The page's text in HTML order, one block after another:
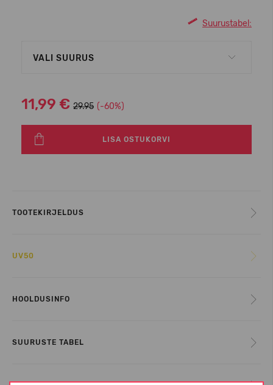
Suurustabel:
VALI SUURUS
11,99 € 29.95 (-60%)
LISA OSTUKORVI
TOOTEKIRJELDUS
UV50
HOOLDUSINFO
SUURUSTE TABEL